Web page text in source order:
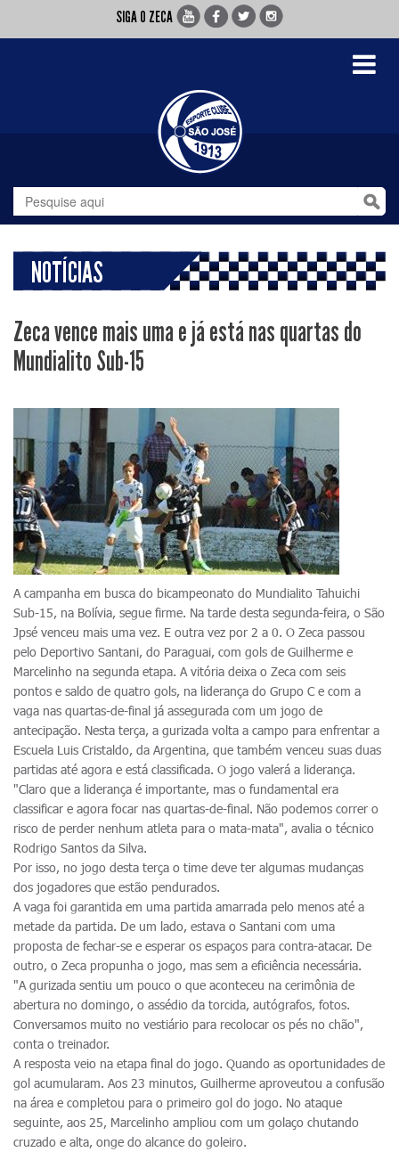
SIGA O ZECA
Toggle
NOTÍCIAS
Zeca vence mais uma e já está nas quartas do
Mundialito Sub-15
A campanha em busca do bicampeonato do Mundialito Tahuichi
Sub-15, na Bolívia, segue firme. Na tarde desta segunda-feira, o São
Jpsé venceu mais uma vez. E outra vez por 2 a 0. O Zeca passou
pelo Deportivo Santani, do Paraguai, com gols de Guilherme e
Marcelinho na segunda etapa. A vitória deixa o Zeca com seis
pontos e saldo de quatro gols, na liderança do Grupo C e com a
vaga nas quartas-de-final já assegurada com um jogo de
antecipação. Nesta terça, a gurizada volta a campo para enfrentar a
Escuela Luis Cristaldo, da Argentina, que também venceu suas duas
partidas até agora e está classificada. O jogo valerá a liderança.
"Claro que a liderança é importante, mas o fundamental era
classificar e agora focar nas quartas-de-final. Não podemos correr o
risco de perder nenhum atleta para o mata-mata", avalia o técnico
Rodrigo Santos da Silva.
Por isso, no jogo desta terça o time deve ter algumas mudanças
dos jogadores que estão pendurados.
A vaga foi garantida em uma partida amarrada pelo menos até a
metade da partida. De um lado, estava o Santani com uma
proposta de fechar-se e esperar os espaços para contra-atacar. De
outro, o Zeca propunha o jogo, mas sem a eficiência necessária.
"A gurizada sentiu um pouco o que aconteceu na cerimônia de
abertura no domingo, o assédio da torcida, autógrafos, fotos.
Conversamos muito no vestiário para recolocar os pés no chão",
conta o treinador.
A resposta veio na etapa final do jogo. Quando as oportunidades de
gol acumularam. Aos 23 minutos, Guilherme aproveutou a confusão
na área e completou para o primeiro gol do jogo. No ataque
seguinte, aos 25, Marcelinho ampliou com um golaço chutando
cruzado e alta, onge do alcance do goleiro.